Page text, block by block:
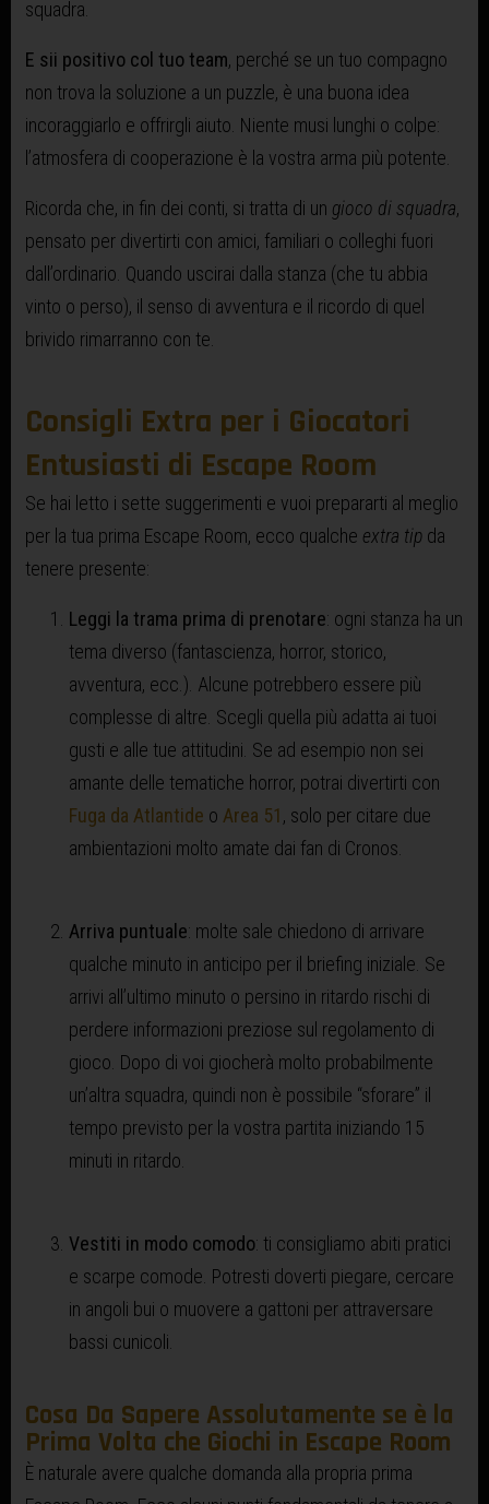
squadra.
E sii positivo col tuo team, perché se un tuo compagno
non trova la soluzione a un puzzle, è una buona idea
incoraggiarlo e offrirgli aiuto. Niente musi lunghi o colpe:
l’atmosfera di cooperazione è la vostra arma più potente.
Ricorda che, in fin dei conti, si tratta di un gioco di squadra,
pensato per divertirti con amici, familiari o colleghi fuori
dall’ordinario. Quando uscirai dalla stanza (che tu abbia
vinto o perso), il senso di avventura e il ricordo di quel
brivido rimarranno con te.
Consigli Extra per i Giocatori
Entusiasti di Escape Room
Se hai letto i sette suggerimenti e vuoi prepararti al meglio
per la tua prima Escape Room, ecco qualche extra tipda
tenere presente:
Leggi la trama prima di prenotare: ogni stanza ha un
tema diverso (fantascienza, horror, storico,
avventura, ecc.). Alcune potrebbero essere più
complesse di altre. Scegli quella più adatta ai tuoi
gusti e alle tue attitudini. Se ad esempio non sei
amante delle tematiche horror, potrai divertirti con
Fuga da Atlantide o Area 51, solo per citare due
ambientazioni molto amate dai fan di Cronos.
Arriva puntuale: molte sale chiedono di arrivare
qualche minuto in anticipo per il briefing iniziale. Se
arrivi all’ultimo minuto o persino in ritardo rischi di
perdere informazioni preziose sul regolamento di
gioco. Dopo di voi giocherà molto probabilmente
un’altra squadra, quindi non è possibile “sforare” il
tempo previsto per la vostra partita iniziando 15
minuti in ritardo.
Vestiti in modo comodo: ti consigliamo abiti pratici
e scarpe comode. Potresti doverti piegare, cercare
in angoli bui o muovere a gattoni per attraversare
bassi cunicoli.
Cosa Da Sapere Assolutamente se è la
Prima Volta che Giochi in Escape Room
È naturale avere qualche domanda alla propria prima